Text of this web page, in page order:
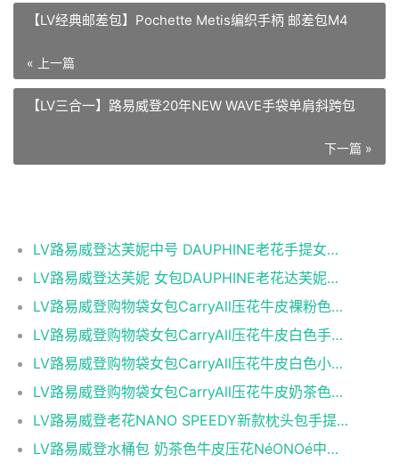
【LV经典邮差包】Pochette Metis编织手柄 邮差包M4
« 上一篇
【LV三合一】路易威登20年NEW WAVE手袋单肩斜跨包
下一篇 »
LV路易威登达芙妮中号 DAUPHINE老花手提女包链条包
LV路易威登达芙妮 女包DAUPHINE老花达芙妮链条包
LV路易威登购物袋女包CarryAll压花牛皮裸粉色手提
LV路易威登购物袋女包CarryAll压花牛皮白色手提单
LV路易威登购物袋女包CarryAll压花牛皮白色小号手
LV路易威登购物袋女包CarryAll压花牛皮奶茶色手提
LV路易威登老花NANO SPEEDY新款枕头包手提包单肩斜
LV路易威登水桶包 奶茶色牛皮压花NéONOé中号水桶